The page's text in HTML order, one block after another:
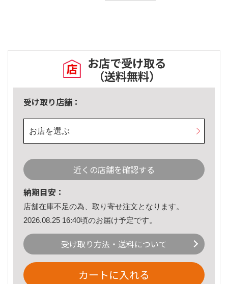
お店で受け取る
（送料無料）
受け取り店舗：
お店を選ぶ
近くの店舗を確認する
納期目安：
店舗在庫不足の為、取り寄せ注文となります。
2026.08.25 16:40頃のお届け予定です。
受け取り方法・送料について
カートに入れる